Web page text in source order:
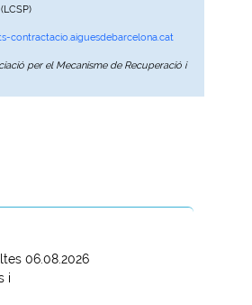
contractacio.aiguesdebarcelona.cat
per el Mecanisme de Recuperació i
06.08.2026
i